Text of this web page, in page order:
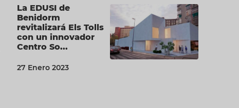
La EDUSI de
Benidorm
revitalizará Els Tolls
con un innovador
Centro So...
27 Enero 2023